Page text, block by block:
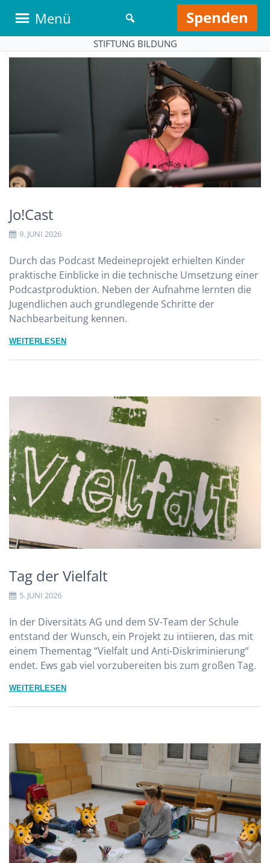
Menü Spenden
STIFTUNG BILDUNG
Jo!Cast
9. JUNI 2026
Durch das Podcast Medeineprojekt erhielten Kinder
praktische Einblicke in die technische Umsetzung einer
Podcastproduktion. Neben der Aufnahme lernten die
Jugendlichen auch grundlegende Schritte der
Nachbearbeitung kennen.
WEITERLESEN
Tag der Vielfalt
5. JUNI 2026
In der Diversitäts AG und dem SV-Team der Schule
entstand der Wunsch, ein Projekt zu intiieren, das mit
einem Thementag “Vielfalt und Anti-Diskriminierung”
endet. Ews gab viel vorzubereiten bis zum großen Tag.
WEITERLESEN